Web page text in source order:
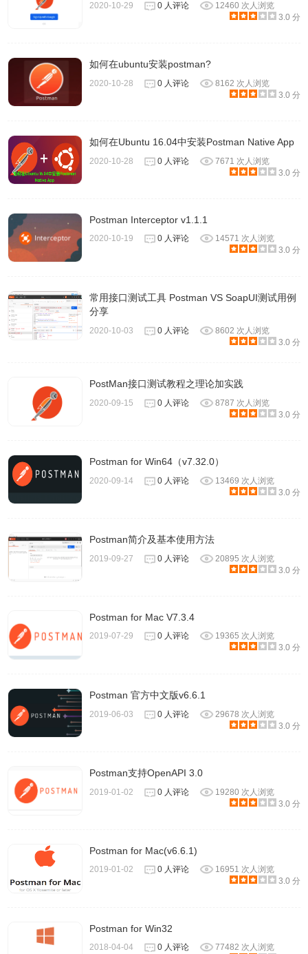
2020-10-29 0 人评论
12460 次人浏览
3.0 分
如何在ubuntu安装postman?
2020-10-28 0 人评论
8162 次人浏览
3.0 分
如何在Ubuntu 16.04中安装Postman Native App
2020-10-28 0 人评论
7671 次人浏览
3.0 分
Postman Interceptor v1.1.1
2020-10-19 0 人评论
14571 次人浏览
3.0 分
常用接口测试工具 Postman VS SoapUI测试用例
分享
2020-10-03 0 人评论
8602 次人浏览
3.0 分
PostMan接口测试教程之理论加实践
2020-09-15 0 人评论
8787 次人浏览
3.0 分
Postman for Win64（v7.32.0）
2020-09-14 0 人评论
13469 次人浏览
3.0 分
Postman简介及基本使用方法
2019-09-27 0 人评论
20895 次人浏览
3.0 分
Postman for Mac V7.3.4
2019-07-29 0 人评论
19365 次人浏览
3.0 分
Postman 官方中文版v6.6.1
2019-06-03 0 人评论
29678 次人浏览
3.0 分
Postman支持OpenAPI 3.0
2019-01-02 0 人评论
19280 次人浏览
3.0 分
Postman for Mac(v6.6.1)
2019-01-02 0 人评论
16951 次人浏览
3.0 分
Postman for Win32
2018-04-04 0 人评论 77482 次人浏览